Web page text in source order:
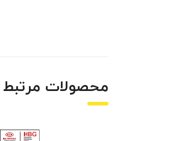
محصولات مرتبط